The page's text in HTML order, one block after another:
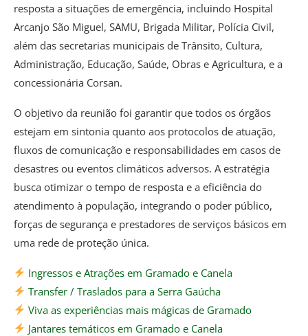
resposta a situações de emergência, incluindo Hospital
Arcanjo São Miguel, SAMU, Brigada Militar, Polícia Civil,
além das secretarias municipais de Trânsito, Cultura,
Administração, Educação, Saúde, Obras e Agricultura, e a
concessionária Corsan.
O objetivo da reunião foi garantir que todos os órgãos
estejam em sintonia quanto aos protocolos de atuação,
fluxos de comunicação e responsabilidades em casos de
desastres ou eventos climáticos adversos. A estratégia
busca otimizar o tempo de resposta e a eficiência do
atendimento à população, integrando o poder público,
forças de segurança e prestadores de serviços básicos em
uma rede de proteção única.
Ingressos e Atrações em Gramado e Canela
Transfer / Traslados para a Serra Gaúcha
Viva as experiências mais mágicas de Gramado
Jantares temáticos em Gramado e Canela